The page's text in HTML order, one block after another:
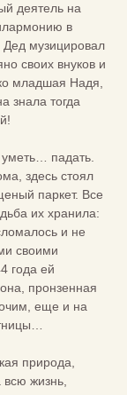
деятель на
в
Дед музицировал
своих внуков и
младшая Надя,
знала тогда
падать.
здесь стоял
паркет. Все
их хранила:
и не
своими
года ей
пронзенная
еще и на
природа,
жизнь,